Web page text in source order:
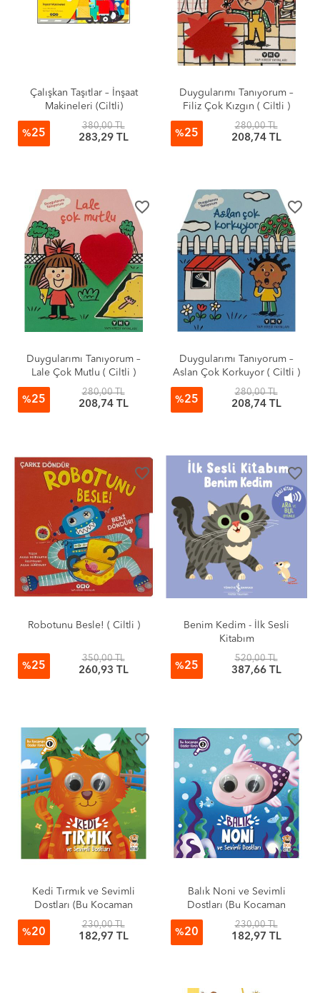
Çalışkan Taşıtlar – İnşaat
Makineleri (Ciltli)
%25
380,00 TL
283,29 TL
Duygularımı Tanıyorum –
Filiz Çok Kızgın ( Ciltli )
%25
280,00 TL
208,74 TL
favorite_border
Duygularımı Tanıyorum –
Lale Çok Mutlu ( Ciltli )
%25
280,00 TL
208,74 TL
favorite_border
Duygularımı Tanıyorum –
Aslan Çok Korkuyor ( Ciltli )
%25
280,00 TL
208,74 TL
favorite_border
Robotunu Besle! ( Ciltli )
%25
350,00 TL
260,93 TL
favorite_border
Benim Kedim - İlk Sesli
Kitabım
%25
520,00 TL
387,66 TL
favorite_border
Kedi Tırmık ve Sevimli
Dostları (Bu Kocaman
Gözler Kimin?)
%20
230,00 TL
182,97 TL
favorite_border
Balık Noni ve Sevimli
Dostları (Bu Kocaman
Gözler Kimin?)
%20
230,00 TL
182,97 TL